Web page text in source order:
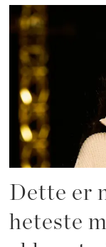
Dette er
heteste